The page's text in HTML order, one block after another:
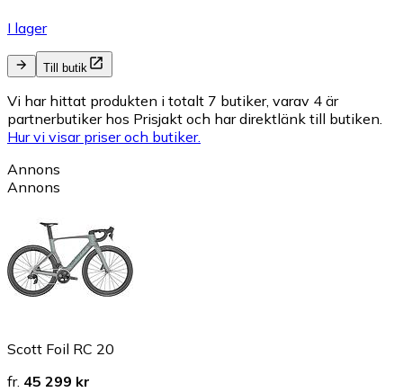
I lager
Till butik
Vi har hittat produkten i totalt 7 butiker, varav 4 är
partnerbutiker hos Prisjakt och har direktlänk till butiken.
Hur vi visar priser och butiker.
Annons
Annons
Scott Foil RC 20
fr. 45 299 kr